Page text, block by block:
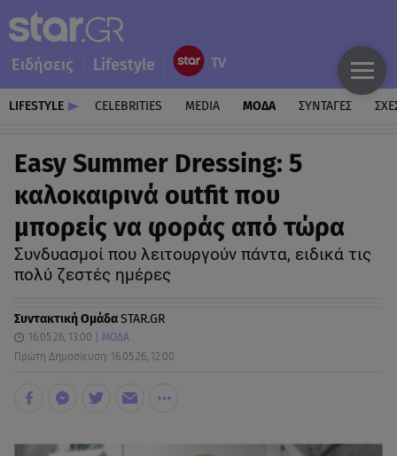
Ειδήσεις Lifestyle
LIFESTYLE CELEBRITIES MEDIA ΜΟΔΑ ΣΥΝΤΑΓΕΣ
Easy Summer Dressing: 5
καλοκαιρινά outfit που
μπορείς να φοράς από τώρα
Συνδυασμοί που λειτουργούν πάντα, ειδικά τις
πολύ ζεστές ημέρες
Συντακτική ΟμάδαSTAR.GR
16.05.26, 13:00
ΜΟΔΑ
Πρώτη Δημοσίευση: 16.05.26, 12:00